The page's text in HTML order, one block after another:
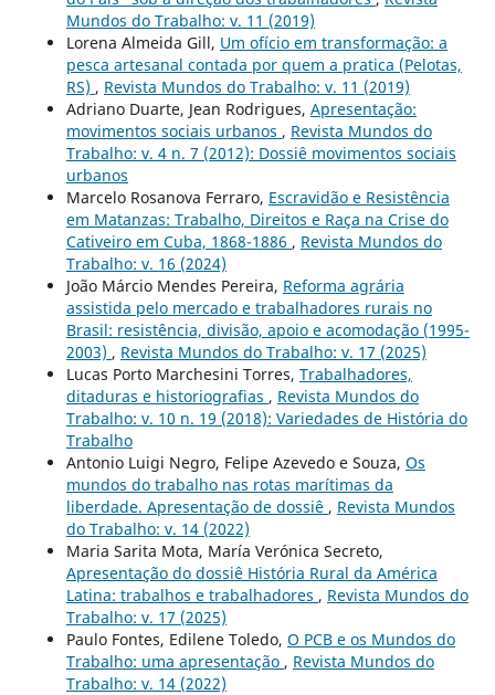
Mundos do Trabalho: v. 11 (2019)
Lorena Almeida Gill, Um ofício em transformação: a
pesca artesanal contada por quem a pratica (Pelotas,
RS) , Revista Mundos do Trabalho: v. 11 (2019)
Adriano Duarte, Jean Rodrigues, Apresentação:
movimentos sociais urbanos , Revista Mundos do
Trabalho: v. 4 n. 7 (2012): Dossiê movimentos sociais
urbanos
Marcelo Rosanova Ferraro, Escravidão e Resistência
em Matanzas: Trabalho, Direitos e Raça na Crise do
Cativeiro em Cuba, 1868-1886 , Revista Mundos do
Trabalho: v. 16 (2024)
João Márcio Mendes Pereira, Reforma agrária
assistida pelo mercado e trabalhadores rurais no
Brasil: resistência, divisão, apoio e acomodação (1995-
2003) , Revista Mundos do Trabalho: v. 17 (2025)
Lucas Porto Marchesini Torres, Trabalhadores,
ditaduras e historiografias , Revista Mundos do
Trabalho: v. 10 n. 19 (2018): Variedades de História do
Trabalho
Antonio Luigi Negro, Felipe Azevedo e Souza, Os
mundos do trabalho nas rotas marítimas da
liberdade. Apresentação de dossiê , Revista Mundos
do Trabalho: v. 14 (2022)
Maria Sarita Mota, María Verónica Secreto,
Apresentação do dossiê História Rural da América
Latina: trabalhos e trabalhadores , Revista Mundos do
Trabalho: v. 17 (2025)
Paulo Fontes, Edilene Toledo, O PCB e os Mundos do
Trabalho: uma apresentação , Revista Mundos do
Trabalho: v. 14 (2022)